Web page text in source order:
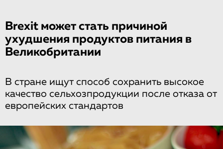
Brexit может стать причиной
ухудшения продуктов питания в
Великобритании
В стране ищут способ сохранить высокое
качество сельхозпродукции после отказа от
европейских стандартов